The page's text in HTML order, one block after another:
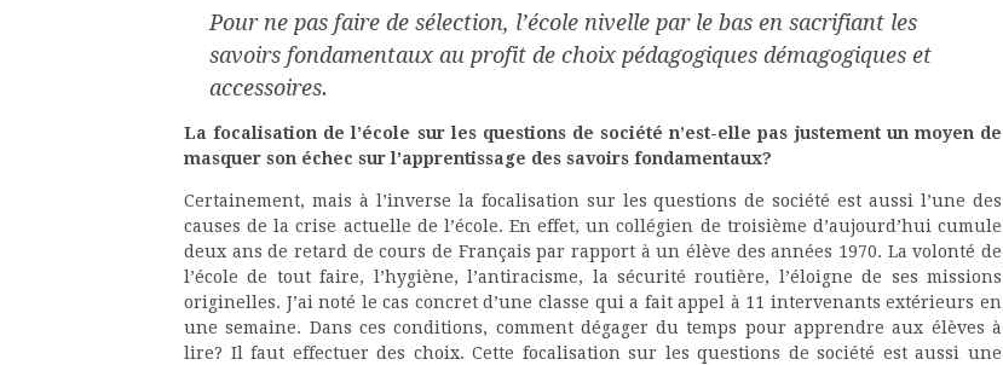
Pour ne pas faire de sélection, l’école nivelle par le bas en sacrifiant les
savoirs fondamentaux au profit de choix pédagogiques démagogiques et
accessoires.
La focalisation de l’école sur les questions de société n’est-elle pas justement un moyen de
masquer son échec sur l’apprentissage des savoirs fondamentaux?
Certainement, mais à l’inverse la focalisation sur les questions de société est aussi l’une des
causes de la crise actuelle de l’école. En effet, un collégien de troisième d’aujourd’hui cumule
deux ans de retard de cours de Français par rapport à un élève des années 1970. La volonté de
l’école de tout faire, l’hygiène, l’antiracisme, la sécurité routière, l’éloigne de ses missions
originelles. J’ai noté le cas concret d’une classe qui a fait appel à 11 intervenants extérieurs en
une semaine. Dans ces conditions, comment dégager du temps pour apprendre aux élèves à
lire? Il faut effectuer des choix. Cette focalisation sur les questions de société est aussi une